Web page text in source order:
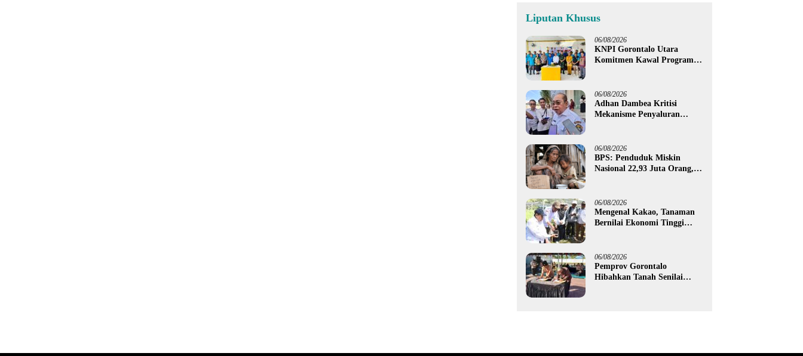
Liputan Khusus
06/08/2026
KNPI Gorontalo Utara
Komitmen Kawal Program
06/08/2026
Adhan Dambea Kritisi
Mekanisme Penyaluran
06/08/2026
BPS: Penduduk Miskin
Nasional 22,93 Juta Orang,
06/08/2026
Mengenal Kakao, Tanaman
Bernilai Ekonomi Tinggi
Petani Boalemo
06/08/2026
Pemprov Gorontalo
Hibahkan Tanah Senilai